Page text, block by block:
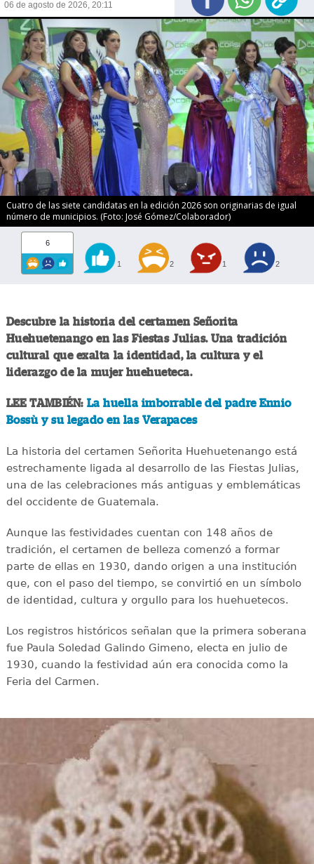
06 de agosto de 2026, 20:11
Cuatro de las siete candidatas en la edición 2026 son originarias de igual
número de municipios. (Foto: José Gómez/Colaborador)
6
1 2 1 2
Descubre la historia del certamen Señorita
Huehuetenango en las Fiestas Julias. Una tradición
cultural que exalta la identidad, la cultura y el
liderazgo de la mujer huehueteca.
LEE TAMBIÉN: La huella imborrable del padre Ennio
Bossù y su legado en las Verapaces
La historia del certamen Señorita Huehuetenango está
estrechamente ligada al desarrollo de las Fiestas Julias,
una de las celebraciones más antiguas y emblemáticas
del occidente de Guatemala.
Aunque las festividades cuentan con 148 años de
tradición, el certamen de belleza comenzó a formar
parte de ellas en 1930, dando origen a una institución
que, con el paso del tiempo, se convirtió en un símbolo
de identidad, cultura y orgullo para los huehuetecos.
Los registros históricos señalan que la primera soberana
fue Paula Soledad Galindo Gimeno, electa en julio de
1930, cuando la festividad aún era conocida como la
Feria del Carmen.